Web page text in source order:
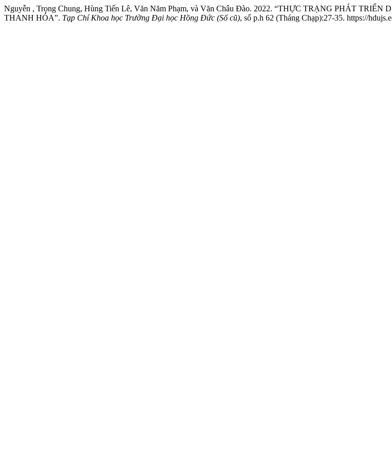
Nguyễn , Trọng Chung, Hùng Tiến Lê, Văn Năm Phạm, và Văn Châu Đào. 2022. “THỰC TRẠNG PHÁT
THANH HÓA”. Tạp Chí Khoa học Trường Đại học Hồng Đức (Số cũ), số p.h 62 (Tháng Chạp):27-35. https://